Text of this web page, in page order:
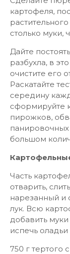
картофеля,
столько муки,
Дайте
разбухла, в
очистите его
Раскатайте
середину
сформируйте
пирожков,
большом
Часть
отварить,
нарезанный и
лук. Всю
добавить
испечь
750 г тертого